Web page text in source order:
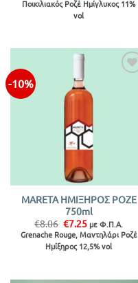
was:
€8.18.
τιμή
Ποικιλιακός Ροζέ Ημίγλυκος 11%
vol
-10%
MARETA ΗΜΙΞΗΡΟΣ ΡΟΖΕ
750ml
€8.06 Original
price
was:
€8.06.
€7.25Η
τρέχουσα
τιμή
είναι:
με Φ.Π.Α.
Grenache Rouge, Μαντηλάρι Ροζέ
Ημίξηρος 12,5% vol